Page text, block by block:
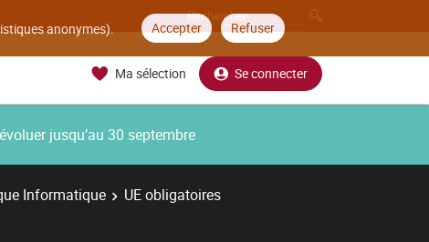
anonymes). Accepter Refuser
Ma sélection Se connecter
jusqu’au 30 septembre
Informatique
UE obligatoires